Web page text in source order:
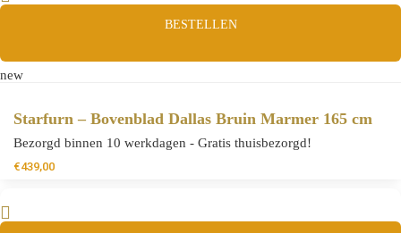
BESTELLEN
new
Starfurn – Bovenblad Dallas Bruin Marmer 165 cm
Bezorgd binnen 10 werkdagen - Gratis thuisbezorgd!
€439,00